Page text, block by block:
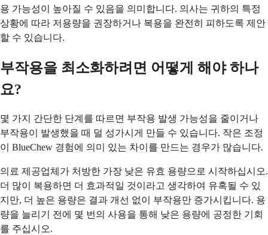
용 가능성이 높아질 수 있음을 의미합니다. 의사는 귀하의 특정
상황에 따라 저용량을 권장하거나 복용을 완전히 피하도록 제안
할 수 있습니다.
부작용을 최소화하려면 어떻게 해야 하나
요?
몇 가지 간단한 단계를 따르면 부작용 발생 가능성을 줄이거나
부작용이 발생했을 때 덜 성가시게 만들 수 있습니다. 작은 조정
이 BlueChew 경험에 의미 있는 차이를 만드는 경우가 많습니다.
의료 제공업체가 처방한 가장 낮은 유효 용량으로 시작하십시오.
더 많이 복용하면 더 효과적일 것이라고 생각하여 유혹될 수 있
지만, 더 높은 용량은 결과 개선 없이 부작용만 증가시킵니다. 용
량을 늘리기 전에 몇 번의 사용을 통해 낮은 용량에 공정한 기회
를 주십시오.